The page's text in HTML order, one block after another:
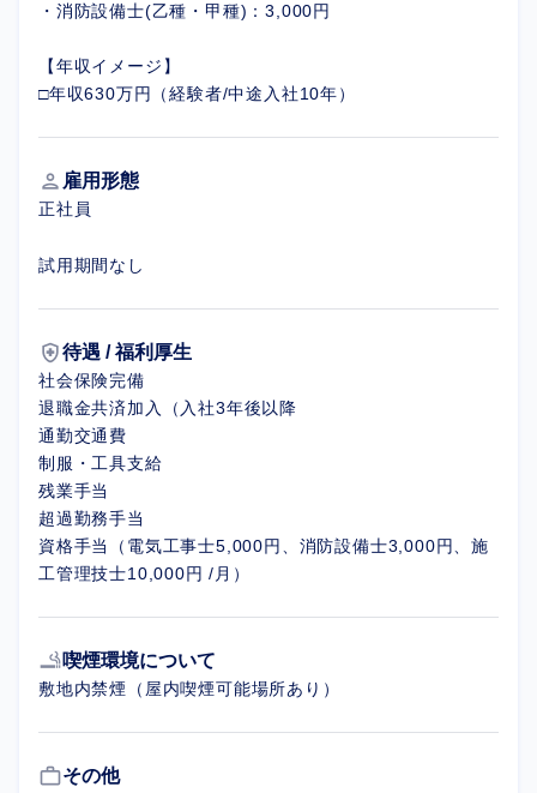
・消防設備士(乙種・甲種)：3,000円
【年収イメージ】
□年収630万円（経験者/中途入社10年）
person 雇用形態
正社員
試用期間なし
health_and_safety待遇 / 福利厚生
社会保険完備
退職金共済加入（入社3年後以降
通勤交通費
制服・工具支給
残業手当
超過勤務手当
資格手当（電気工事士5,000円、消防設備士3,000円、施
工管理技士10,000円 /月）
smoking_rooms喫煙環境について
敷地内禁煙（屋内喫煙可能場所あり）
work_outlineその他